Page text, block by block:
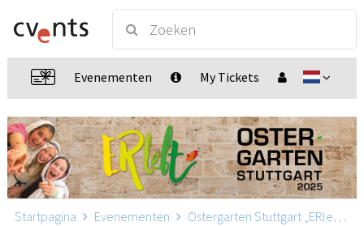
Evenementen My Tickets
Startpagina Evenementen Ostergarten Stuttgart „ERlebt“